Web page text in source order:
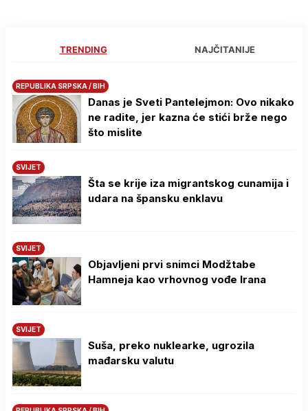
TRENDING NAJČITANIJE
REPUBLIKA SRPSKA / BIH
Danas je Sveti Pantelejmon: Ovo nikako
ne radite, jer kazna će stići brže nego
što mislite
SVIJET
Šta se krije iza migrantskog cunamija i
udara na špansku enklavu
SVIJET
Objavljeni prvi snimci Modžtabe
Hamneja kao vrhovnog vođe Irana
SVIJET
Suša, preko nuklearke, ugrozila
mađarsku valutu